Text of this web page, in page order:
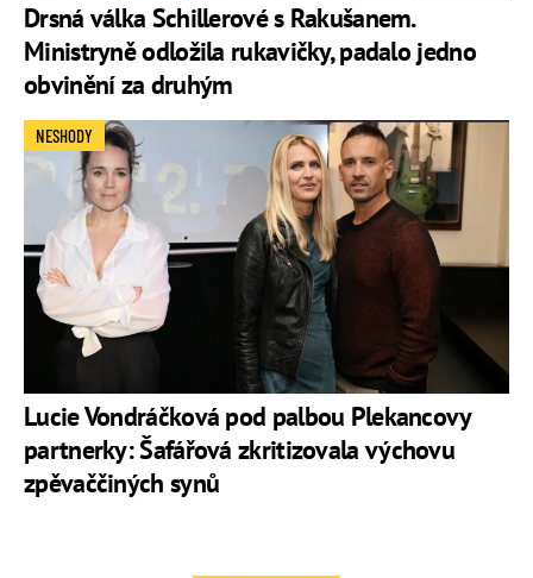
Drsná válka Schillerové s Rakušanem.
Ministryně odložila rukavičky, padalo jedno
obvinění za druhým
Lucie Vondráčková pod palbou Plekancovy
partnerky: Šafářová zkritizovala výchovu
zpěvaččiných synů
NESHODY